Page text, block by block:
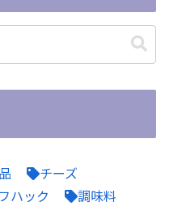
チーズ
ハック 調味料